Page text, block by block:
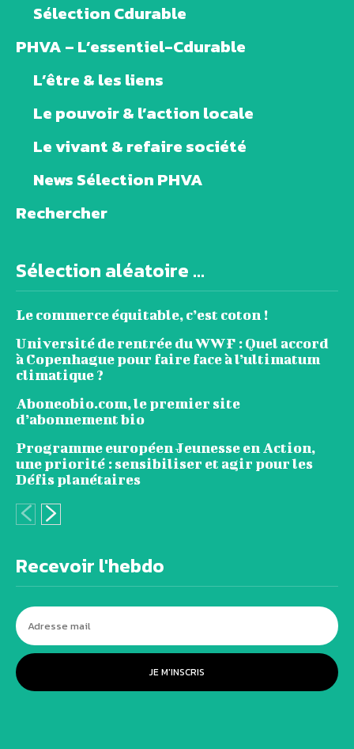
Sélection Cdurable
PHVA – L’essentiel-Cdurable
L’être & les liens
Le pouvoir & l’action locale
Le vivant & refaire société
News Sélection PHVA
Rechercher
Sélection aléatoire ...
Le commerce équitable, c’est coton !
Université de rentrée du WWF : Quel accord
à Copenhague pour faire face à l’ultimatum
climatique ?
Aboneobio.com, le premier site
d’abonnement bio
Programme européen Jeunesse en Action,
une priorité : sensibiliser et agir pour les
Défis planétaires
Recevoir l'hebdo
JE M'INSCRIS